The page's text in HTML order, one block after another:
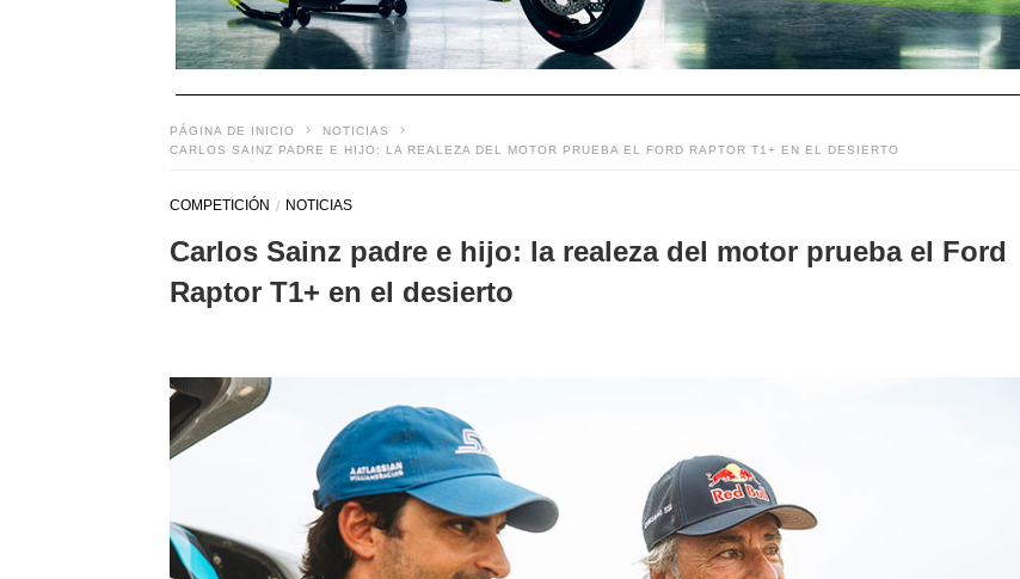
PÁGINA DE INICIO
NOTICIAS
CARLOS SAINZ PADRE E HIJO: LA REALEZA DEL MOTOR PRUEBA EL FORD RAPTOR T1+ EN EL DESIERTO
COMPETICIÓN NOTICIAS
Carlos Sainz padre e hijo: la realeza del motor prueba el Ford
Raptor T1+ en el desierto